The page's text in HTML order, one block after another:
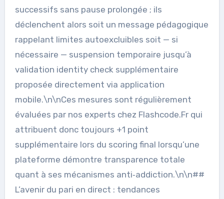
successifs sans pause prolongée ; ils
déclenchent alors soit un message pédagogique
rappelant limites autoexcluibles soit — si
nécessaire — suspension temporaire jusqu’à
validation identity check supplémentaire
proposée directement via application
mobile.\n\nCes mesures sont régulièrement
évaluées par nos experts chez Flashcode.Fr qui
attribuent donc toujours +1 point
supplémentaire lors du scoring final lorsqu’une
plateforme démontre transparence totale
quant à ses mécanismes anti‐addiction.\n\n##
L’avenir du pari en direct : tendances